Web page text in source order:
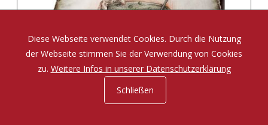
Eine Zauberposse von Michael Ende
Diese Webseite verwendet Cookies. Durch die Nutzung
der Webseite stimmen Sie der Verwendung von Cookies
zu. Weitere Infos in unserer Datenschutzerklärung
Schließen